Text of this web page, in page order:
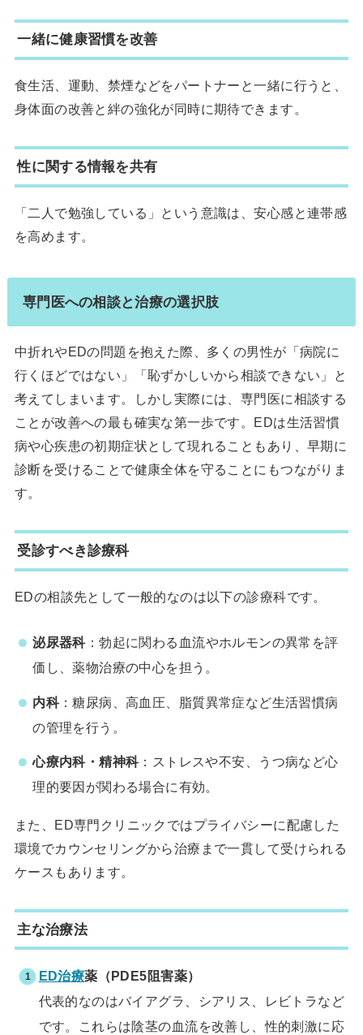
一緒に健康習慣を改善
食生活、運動、禁煙などをパートナーと一緒に行うと、
身体面の改善と絆の強化が同時に期待できます。
性に関する情報を共有
「二人で勉強している」という意識は、安心感と連帯感
を高めます。
専門医への相談と治療の選択肢
中折れやEDの問題を抱えた際、多くの男性が「病院に
行くほどではない」「恥ずかしいから相談できない」と
考えてしまいます。しかし実際には、専門医に相談する
ことが改善への最も確実な第一歩です。EDは生活習慣
病や心疾患の初期症状として現れることもあり、早期に
診断を受けることで健康全体を守ることにもつながりま
す。
受診すべき診療科
EDの相談先として一般的なのは以下の診療科です。
泌尿器科：勃起に関わる血流やホルモンの異常を評
価し、薬物治療の中心を担う。
内科：糖尿病、高血圧、脂質異常症など生活習慣病
の管理を行う。
心療内科・精神科：ストレスや不安、うつ病など心
理的要因が関わる場合に有効。
また、ED専門クリニックではプライバシーに配慮した
環境でカウンセリングから治療まで一貫して受けられる
ケースもあります。
主な治療法
ED治療薬（PDE5阻害薬）
代表的なのはバイアグラ、シアリス、レビトラなど
です。これらは陰茎の血流を改善し、性的刺激に応